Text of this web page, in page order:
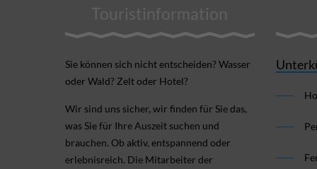
Touristinformation
Sie können sich nicht ent­scheiden? Wasser
oder Wald? Zelt oder Hotel?
Wir sind uns sicher, wir finden für Sie das,
was Sie für Ihre Aus­zeit suchen und
brauchen. Ob aktiv, ent­spannend oder
erlebnis­reich. Die Mitarbeiter der